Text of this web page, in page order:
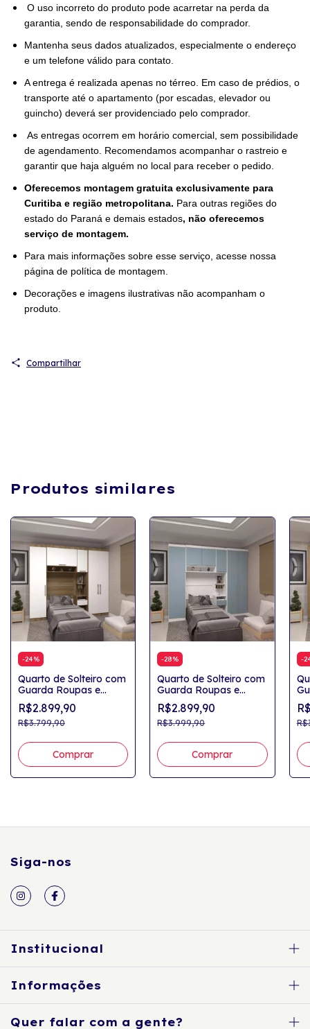
O uso incorreto do produto pode acarretar na perda da
garantia, sendo de responsabilidade do comprador.
Mantenha seus dados atualizados, especialmente o endereço
e um telefone válido para contato.
A entrega é realizada apenas no térreo. Em caso de prédios, o
transporte até o apartamento (por escadas, elevador ou
guincho) deverá ser providenciado pelo comprador.
As entregas ocorrem em horário comercial, sem possibilidade
de agendamento. Recomendamos acompanhar o rastreio e
garantir que haja alguém no local para receber o pedido.
Oferecemos montagem gratuita exclusivamente para
Curitiba e região metropolitana. Para outras regiões do
estado do Paraná e demais estados, não oferecemos
serviço de montagem.
Para mais informações sobre esse serviço, acesse nossa
página de política de montagem.
Decorações e imagens ilustrativas não acompanham o
produto.
Compartilhar
Produtos similares
-24%
Quarto de Solteiro com
Guarda Roupas e
Mesa de Cabeceira
Oslo
R$2.899,90
R$3.799,90
Comprar
-28%
Quarto de Solteiro com
Guarda Roupas e
Mesa de Cabeceira
Viena
R$2.899,90
R$3.999,90
Comprar
-
Siga-nos
Institucional
Informações
Quer falar com a gente?